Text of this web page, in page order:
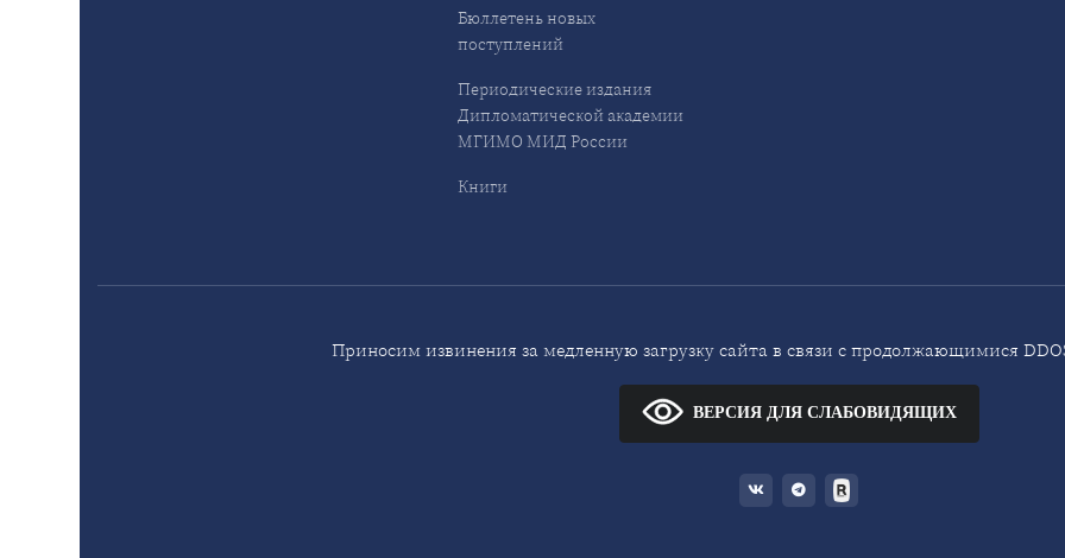
Бюллетень новых
поступлений
Периодические издания
Дипломатической академии
МГИМО МИД России
Книги
Приносим извинения за медленную загрузку сайта в связи с продолжающимися
ВЕРСИЯ ДЛЯ СЛАБОВИДЯЩИХ